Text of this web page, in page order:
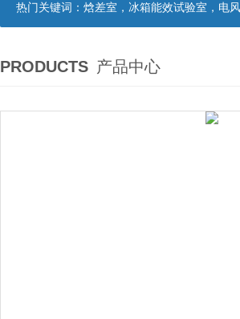
热门关键词： 焓差室，冰箱能效试验室，电风扇风量实验室，吸油烟机油脂分离度
PRODUCTS 产品中心